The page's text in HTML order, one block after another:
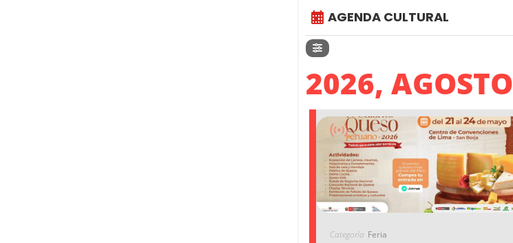
AGENDA CULTURAL
2026, AGOSTO
Categoría Feria